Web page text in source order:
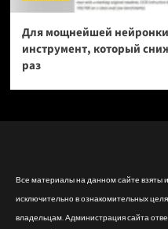
Для мощнейшей
инструмент, который
раз
Все материалы на данном сайте взяты
исключительно в ознакомительных
владельцам. Администрация сайта